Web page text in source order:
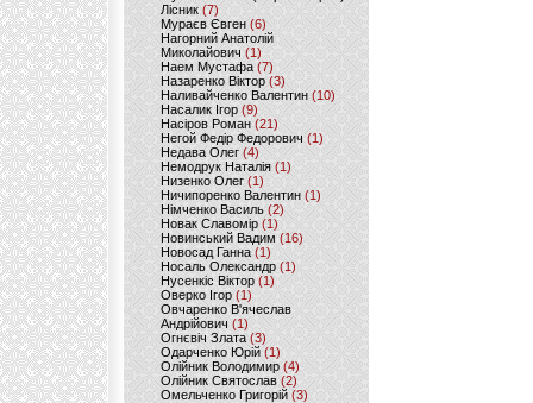
Лісник (7)
Мураєв Євген(6)
Нагорний Анатолій
Миколайович (1)
Наем Мустафа (7)
Назаренко Віктор (3)
Наливайченко Валентин (10)
Насалик Ігор(9)
Насіров Роман (21)
Негой Федір Федорович(1)
Недава Олег(4)
Немодрук Наталія(1)
Низенко Олег (1)
Ничипоренко Валентин (1)
Німченко Василь (2)
Новак Славомір (1)
Новинський Вадим (16)
Новосад Ганна (1)
Носаль Олександр (1)
Нусенкіс Віктор (1)
Оверко Ігор (1)
Овчаренко В'ячеслав
Андрійович(1)
Огнєвіч Злата (3)
Одарченко Юрій(1)
Олійник Володимир (4)
Олійник Святослав (2)
Омельченко Григорій (3)